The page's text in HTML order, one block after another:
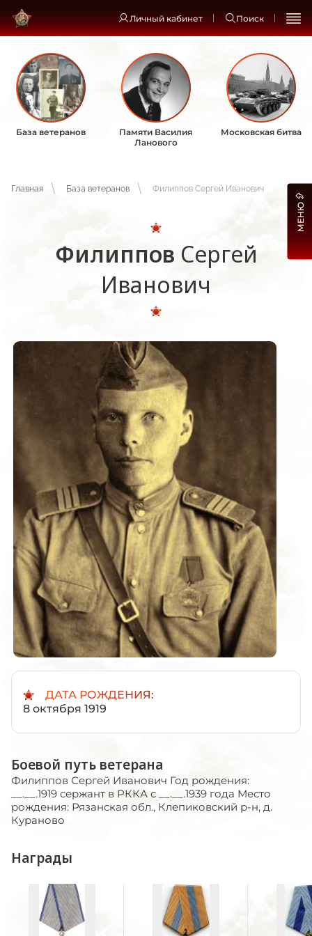
Личный кабинет Поиск
База ветеранов
Памяти Василия
Ланового
Московская битва
Главная База ветеранов Филиппов Сергей Иванович
Филиппов Сергей
Иванович
ДАТА РОЖДЕНИЯ:
8 октября 1919
Боевой путь ветерана
Филиппов Сергей Иванович Год рождения:
__.__.1919 сержант в РККА с __.__.1939 года Место
рождения: Рязанская обл., Клепиковский р-н, д.
Кураново
Награды
МЕНЮ